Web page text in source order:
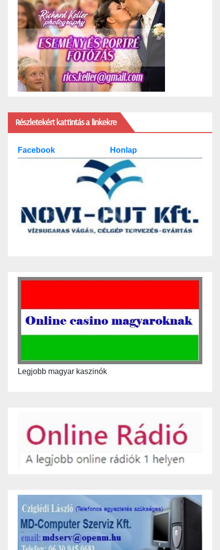
Részletekért kattintás a linkekre
Facebook Honlap
Legjobb magyar kaszinók